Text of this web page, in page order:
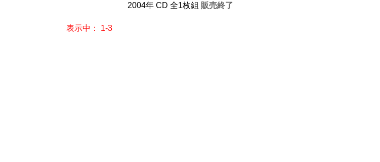
2004年 CD 全1枚組 販売終了
表示中： 1-3